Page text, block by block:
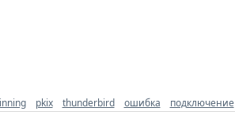
pkix thunderbird ошибка подключение